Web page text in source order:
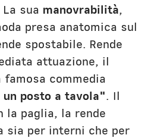
sua manovrabilità,
presa anatomica sul
spostabile. Rende
attuazione, il
commedia
un posto a tavola". Il
la paglia, la rende
sia per interni che per